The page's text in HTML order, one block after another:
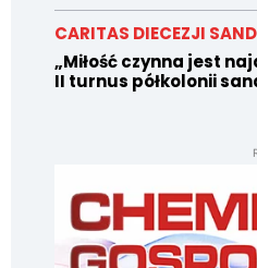
CARITAS DIECEZJI
„Miłość czynna jest
II turnus półkolonii